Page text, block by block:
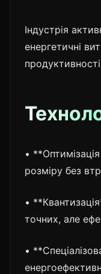
Індустрія
енергетичні
•
розміру без
•
точних, але
•